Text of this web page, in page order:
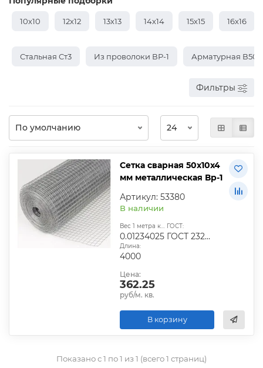
10х10 12х12 13х13 14х14 15х15 16х16
Стальная Ст3 Из проволоки ВР-1 Арматурная
Фильтры
Сетка сварная 50х10х4
мм металлическая Вр-1
Артикул: 53380
В наличии
Вес 1 метра квадратного, т:
0.01234025
ГОСТ:
ГОСТ 23279-2012
Длина:
4000
Цена:
362.25
руб/м. кв.
В корзину
Показано с 1 по 1 из 1 (всего 1 страниц)